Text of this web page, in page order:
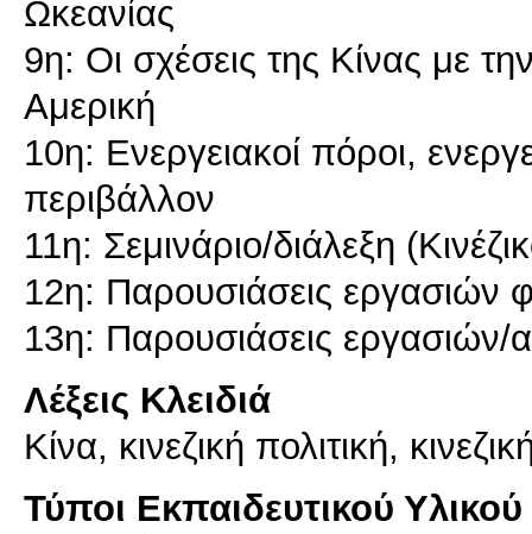
Ωκεανίας
9η: Οι σχέσεις της Κίνας με
Αμερική
10η: Ενεργειακοί πόροι,
περιβάλλον
11η: Σεμινάριο/διάλεξη
12η: Παρουσιάσεις εργασιών
Λέξεις Κλειδιά
Κίνα, κινεζική πολιτική,
Τύποι Εκπαιδευτικού Υλικού